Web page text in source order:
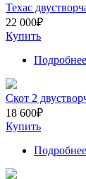
Техас
22 000₽
Купить
Подробнее
Скот 2
18 600₽
Купить
Подробнее